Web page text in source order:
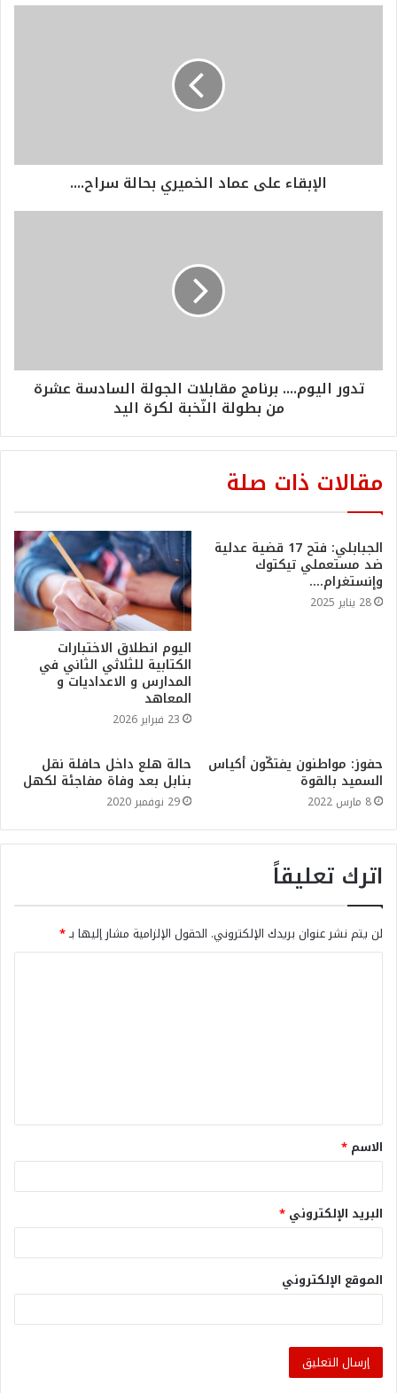
الإبقاء على عماد الخميري بحالة سراح....
تدور اليوم.... برنامج مقابلات الجولة السادسة عشرة
من بطولة النّخبة لكرة اليد
مقالات ذات صلة
الجبابلي: فتح 17 قضية عدلية
ضد مستعملي تيكتوك
وإنستغرام….
28 يناير 2025
اليوم انطلاق الاختبارات
الكتابية للثلاثي الثاني في
المدارس و الاعداديات و
المعاهد
23 فبراير 2026
حفوز: مواطنون يفتكّون أكياس
السميد بالقوة
8 مارس 2022
حالة هلع داخل حافلة نقل
بنابل بعد وفاة مفاجئة لكهل
29 نوفمبر 2020
اترك تعليقاً
لن يتم نشر عنوان بريدك الإلكتروني. الحقول الإلزامية مشار إليها بـ*
الاسم *
البريد الإلكتروني *
الموقع الإلكتروني